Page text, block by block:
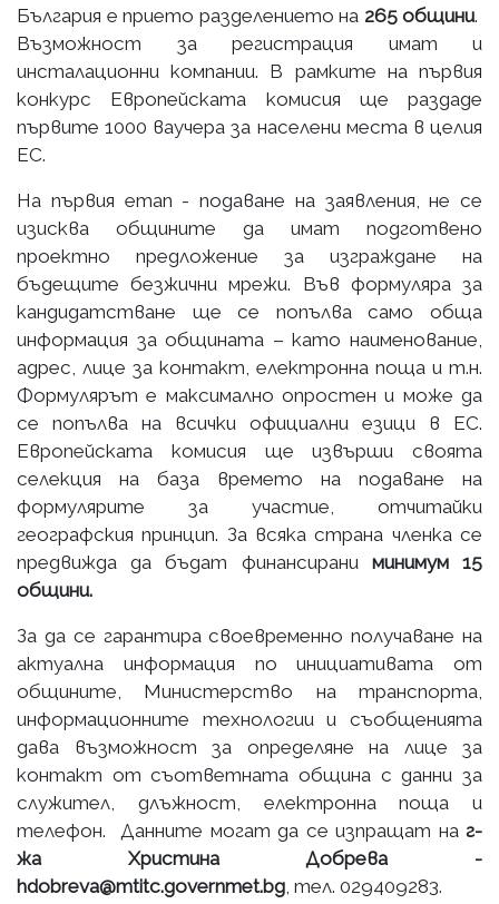
България е прието разделението на 265 общини.
Възможност за регистрация имат и
инсталационни компании. В рамките на първия
конкурс Европейската комисия ще раздаде
първите 1000 ваучера за населени места в целия
ЕС.
На първия етап - подаване на заявления, не се
изисква общините да имат подготвено
проектно предложение за изграждане на
бъдещите безжични мрежи. Във формуляра за
кандидатстване ще се попълва само обща
информация за общината – като наименование,
адрес, лице за контакт, електронна поща и т.н.
Формулярът е максимално опростен и може да
се попълва на всички официални езици в ЕС.
Европейската комисия ще извърши своята
селекция на база времето на подаване на
формулярите за участие, отчитайки
географския принцип. За всяка страна членка се
предвижда да бъдат финансирани минимум 15
общини.
За да се гарантира своевременно получаване на
актуална информация по инициативата от
общините, Министерство на транспорта,
информационните технологии и съобщенията
дава възможност за определяне на лице за
контакт от съответната община с данни за
служител, длъжност, електронна поща и
телефон. Данните могат да се изпращат на г-
жа Христина Добрева -
hdobreva@mtitc.governmet.bg , тел. 029409283.